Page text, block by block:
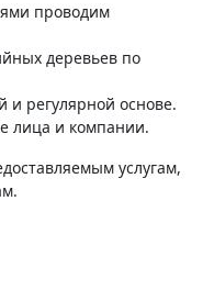
проводим
деревьев по
и регулярной основе.
лица и компании.
услугам,